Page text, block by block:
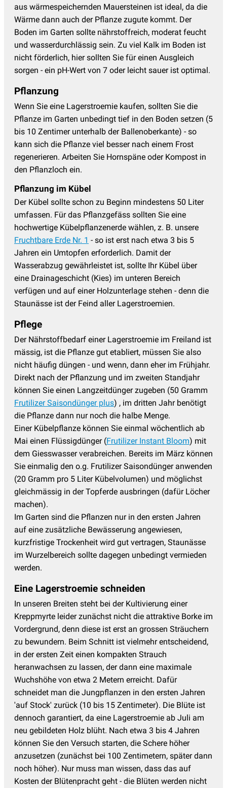
aus wärmespeichernden Mauersteinen ist ideal, da die
Wärme dann auch der Pflanze zugute kommt. Der
Boden im Garten sollte nährstoffreich, moderat feucht
und wasserdurchlässig sein. Zu viel Kalk im Boden ist
nicht förderlich, hier sollten Sie für einen Ausgleich
sorgen - ein pH-Wert von 7 oder leicht sauer ist optimal.
Pflanzung
Wenn Sie eine Lagerstroemie kaufen, sollten Sie die
Pflanze im Garten unbedingt tief in den Boden setzen (5
bis 10 Zentimer unterhalb der Ballenoberkante) - so
kann sich die Pflanze viel besser nach einem Frost
regenerieren. Arbeiten Sie Hornspäne oder Kompost in
den Pflanzloch ein.
Pflanzung im Kübel
Der Kübel sollte schon zu Beginn mindestens 50 Liter
umfassen. Für das Pflanzgefäss sollten Sie eine
hochwertige Kübelpflanzenerde wählen, z. B. unsere
Fruchtbare Erde Nr. 1 - so ist erst nach etwa 3 bis 5
Jahren ein Umtopfen erforderlich. Damit der
Wasserabzug gewährleistet ist, sollte Ihr Kübel über
eine Drainageschicht (Kies) im unteren Bereich
verfügen und auf einer Holzunterlage stehen - denn die
Staunässe ist der Feind aller Lagerstroemien.
Pflege
Der Nährstoffbedarf einer Lagerstroemie im Freiland ist
mässig, ist die Pflanze gut etabliert, müssen Sie also
nicht häufig düngen - und wenn, dann eher im Frühjahr.
Direkt nach der Pflanzung und im zweiten Standjahr
können Sie einen Langzeitdünger zugeben (50 Gramm
Frutilizer Saisondünger plus) , im dritten Jahr benötigt
die Pflanze dann nur noch die halbe Menge.
Einer Kübelpflanze können Sie einmal wöchentlich ab
Mai einen Flüssigdünger (Frutilizer Instant Bloom) mit
dem Giesswasser verabreichen. Bereits im März können
Sie einmalig den o.g. Frutilizer Saisondünger anwenden
(20 Gramm pro 5 Liter Kübelvolumen) und möglichst
gleichmässig in der Topferde ausbringen (dafür Löcher
machen).
Im Garten sind die Pflanzen nur in den ersten Jahren
auf eine zusätzliche Bewässerung angewiesen,
kurzfristige Trockenheit wird gut vertragen, Staunässe
im Wurzelbereich sollte dagegen unbedingt vermieden
werden.
Eine Lagerstroemie schneiden
In unseren Breiten steht bei der Kultivierung einer
Kreppmyrte leider zunächst nicht die attraktive Borke im
Vordergrund, denn diese ist erst an grossen Sträuchern
zu bewundern. Beim Schnitt ist vielmehr entscheidend,
in der ersten Zeit einen kompakten Strauch
heranwachsen zu lassen, der dann eine maximale
Wuchshöhe von etwa 2 Metern erreicht. Dafür
schneidet man die Jungpflanzen in den ersten Jahren
'auf Stock' zurück (10 bis 15 Zentimeter). Die Blüte ist
dennoch garantiert, da eine Lagerstroemie ab Juli am
neu gebildeten Holz blüht. Nach etwa 3 bis 4 Jahren
können Sie den Versuch starten, die Schere höher
anzusetzen (zunächst bei 100 Zentimetern, später dann
noch höher). Nur muss man wissen, dass das auf
Kosten der Blütenpracht geht - die Blüten werden nicht